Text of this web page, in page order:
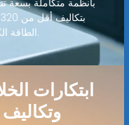
الطاقة الكاملة للمشاريع الصناعية.
ابتكارات